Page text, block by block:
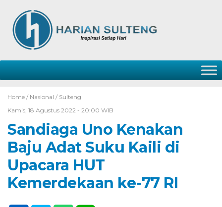
Home / Nasional / Sulteng
Kamis, 18 Agustus 2022 - 20:00 WIB
Sandiaga Uno Kenakan
Baju Adat Suku Kaili di
Upacara HUT
Kemerdekaan ke-77 RI